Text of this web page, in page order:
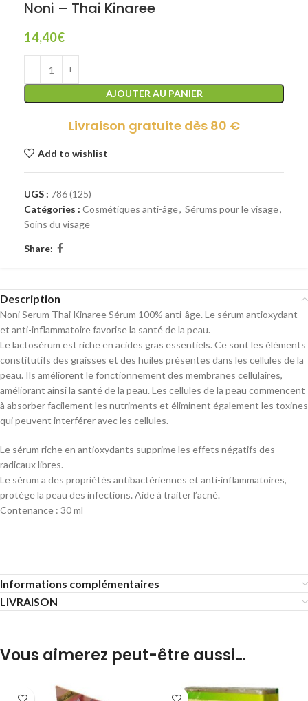
Noni – Thai Kinaree
14,40€
AJOUTER AU PANIER
Livraison gratuite dès 80 €
Add to wishlist
UGS : 786 (125)
Catégories : Cosmétiques anti-âge, Sérums pour le visage,
Soins du visage
Share:
Description
Noni Serum Thai Kinaree Sérum 100% anti-âge. Le sérum antioxydant
et anti-inflammatoire favorise la santé de la peau.
Le lactosérum est riche en acides gras essentiels. Ce sont les éléments
constitutifs des graisses et des huiles présentes dans les cellules de la
peau. Ils améliorent le fonctionnement des membranes cellulaires,
améliorant ainsi la santé de la peau. Les cellules de la peau commencent
à absorber facilement les nutriments et éliminent également les toxines
qui peuvent interférer avec les cellules.
Le sérum riche en antioxydants supprime les effets négatifs des
radicaux libres.
Le sérum a des propriétés antibactériennes et anti-inflammatoires,
protège la peau des infections. Aide à traiter l’acné.
Contenance : 30 ml
Informations complémentaires
LIVRAISON
Vous aimerez peut-être aussi…